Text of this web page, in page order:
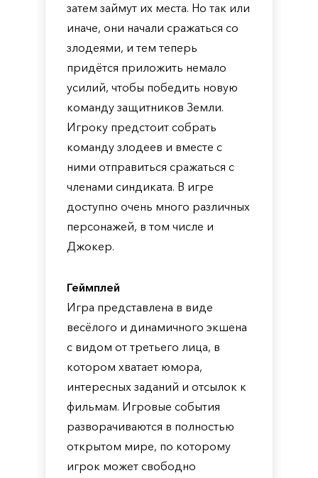
затем займут их места. Но так или
иначе, они начали сражаться со
злодеями, и тем теперь
придётся приложить немало
усилий, чтобы победить новую
команду защитников Земли.
Игроку предстоит собрать
команду злодеев и вместе с
ними отправиться сражаться с
членами синдиката. В игре
доступно очень много различных
персонажей, в том числе и
Джокер.
Геймплей
Игра представлена в виде
весёлого и динамичного экшена
с видом от третьего лица, в
котором хватает юмора,
интересных заданий и отсылок к
фильмам. Игровые события
разворачиваются в полностью
открытом мире, по которому
игрок может свободно